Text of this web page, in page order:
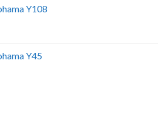
Y108
Y45